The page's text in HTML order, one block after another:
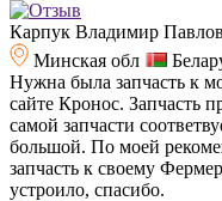
Карпук Владимир
Минская обл
Нужна была запчасть к
сайте Кронос. Запчасть
самой запчасти
большой. По моей
запчасть к своему
устроило, спасибо.